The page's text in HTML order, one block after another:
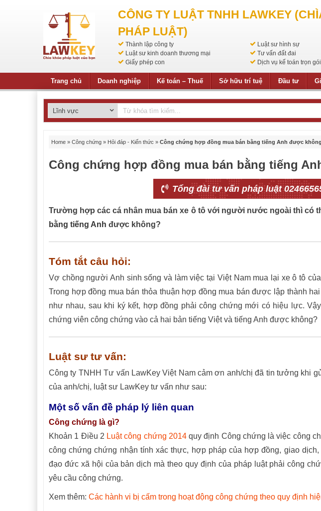
CÔNG TY LUẬT TNHH LAWKEY
PHÁP LUẬT)
Thành lập công ty
Luật sư hình sự
Luật sư kinh doanh thương mại
Tư vấn đất đai
Giấy phép con
Dịch vụ kế toán trọn gói
Trang chủ Doanh nghiệp Kế toán – Thuế Sở hữu trí tuệ Đầu tư
Home » Công chứng » Hỏi đáp - Kiến thức » Công chứng hợp đồng mua bán bằng tiếng Anh được
Công chứng hợp đồng mua bán bằng tiếng
Tổng đài tư vấn pháp luật
Trường hợp các cá nhân mua bán xe ô tô với người nước ngoài thì có
bằng tiếng Anh được không?
Tóm tắt câu hỏi:
Vợ chồng người Anh sinh sống và làm việc tại Việt Nam mua lại xe ô tô
Trong hợp đồng mua bán thỏa thuận hợp đồng mua bán được lập thành
như nhau, sau khi ký kết, hợp đồng phải công chứng mới có hiệu lực.
chứng viên công chứng vào cả hai bản tiếng Việt và tiếng Anh được không?
Luật sư tư vấn:
Công ty TNHH Tư vấn LawKey Việt Nam cảm ơn anh/chị đã tin tưởng khi
của anh/chị, luật sư LawKey tư vấn như sau:
Một số vấn đề pháp lý liên quan
Công chứng là gì?
Khoản 1 Điều 2 Luật công chứng 2014quy định Công chứng là việc công
công chứng chứng nhận tính xác thực, hợp pháp của hợp đồng, giao
đạo đức xã hội của bản dịch mà theo quy định của pháp luật phải công
yêu cầu công chứng.
Xem thêm: Các hành vi bị cấm trong hoạt động công chứng theo quy định